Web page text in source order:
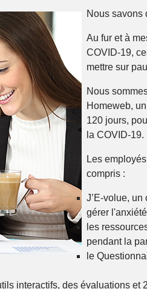
Nous savons
Au fur et à
COVID-19,
mettre sur
Nous
Homeweb,
120 jours,
la COVID-19.
Les
compris :
J’E-volue,
gérer
les
pendant la
le
interactifs, des évaluations et